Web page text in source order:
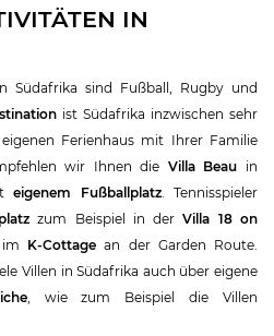
IN
Südafrika sind Fußball, Rugby und
ist Südafrika inzwischen sehr
Ferienhaus mit Ihrer Familie
wir Ihnen die Villa Beau in
eigenem Fußballplatz. Tennisspieler
zum Beispiel in derVilla 18 on
K-Cottage an der Garden Route.
Villen in Südafrika auch über eigene
, wie zum Beispiel die Villen